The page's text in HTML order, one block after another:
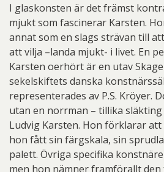
I glaskonsten är det främst
mjukt som fascinerar Karsten.
annat som en slags strävan till
att vilja –landa mjukt- i livet. En
Karsten oerhört är en utav
sekelskiftets danska
representerades av P.S. Kröyer.
utan en norrman – tillika
Ludvig Karsten. Hon förklarar
hon fått sin färgskala, sin
palett. Övriga specifika
men hon nämner framförallt